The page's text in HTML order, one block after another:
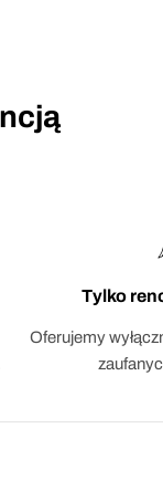
Tylko
Oferujemy